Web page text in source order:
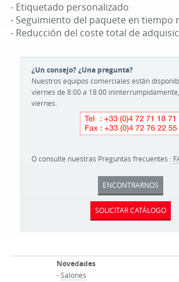
- Etiquetado personalizado
- Seguimiento del paquete en tiempo
- Reducción del coste total de
¿Un consejo? ¿Una pregunta?
Nuestros equipos comerciales están
viernes de 8:00 a 18:00
viernes.
O consulte nuestras Preguntas frecuentes :
ENCONTRARNOS
SOLICITAR CATÁLOGO
Novedades
-Salones